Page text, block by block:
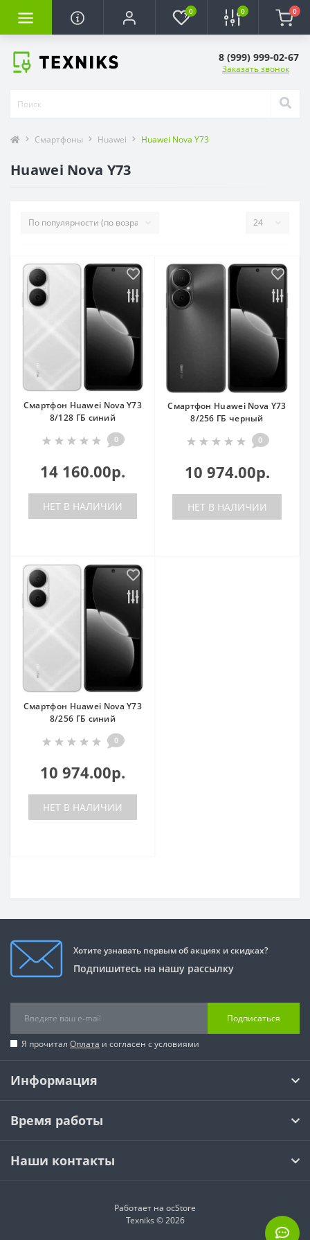
0 0 0
8 (999) 999-02-67
Заказать звонок
Смартфоны Huawei Huawei Nova Y73
Huawei Nova Y73
Смартфон Huawei Nova Y73
8/128 ГБ синий
0
14 160.00р.
НЕТ В НАЛИЧИИ
Смартфон Huawei Nova Y73
8/256 ГБ черный
0
10 974.00р.
НЕТ В НАЛИЧИИ
Смартфон Huawei Nova Y73
8/256 ГБ синий
0
10 974.00р.
НЕТ В НАЛИЧИИ
Хотите узнавать первым об акциях и скидках?
Подпишитесь на нашу рассылку
Подписаться
Я прочитал Оплата и согласен с условиями
Информация
Время работы
Наши контакты
Работает на ocStore
Texniks © 2026